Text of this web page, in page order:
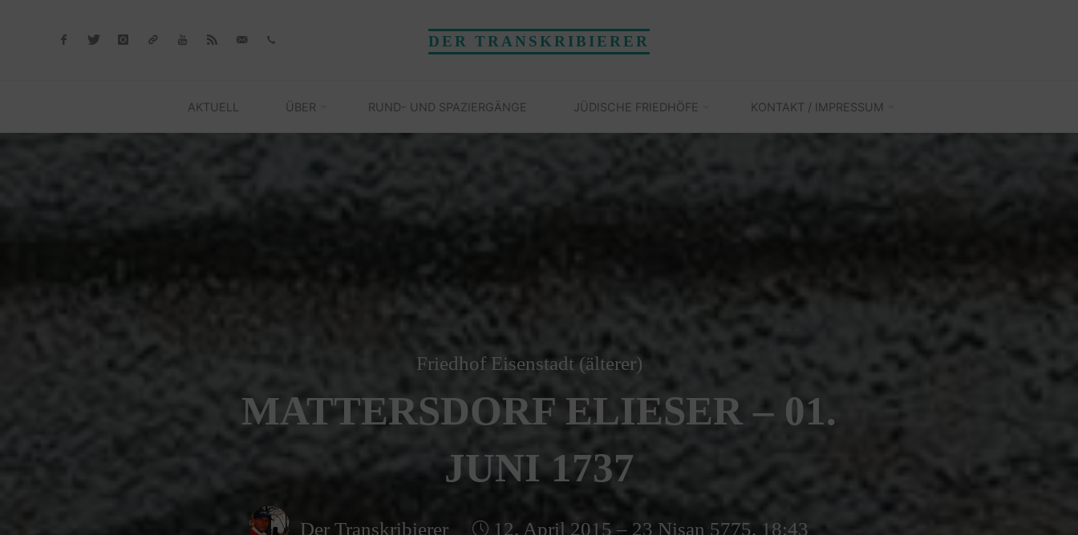
DER TRANSKRIBIERER
AKTUELL ÜBER RUND- UND SPAZIERGÄNGE JÜDISCHE FRIEDHÖFE KONTAKT / IMPRESSUM
Friedhof Eisenstadt (älterer)
MATTERSDORF ELIESER – 01.
JUNI 1737
Der Transkribierer 12. April 2015 – 23 Nisan 5775, 18:43